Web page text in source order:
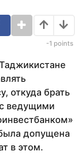
-1 points
откуда брать
с ведущими
допущена
в этом.